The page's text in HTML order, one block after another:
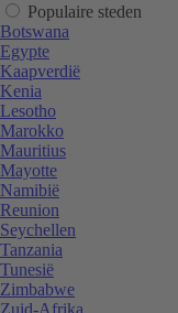
Populaire steden
Botswana
Egypte
Kaapverdië
Kenia
Lesotho
Marokko
Mauritius
Mayotte
Namibië
Reunion
Seychellen
Tanzania
Tunesië
Zimbabwe
Zuid-Afrika